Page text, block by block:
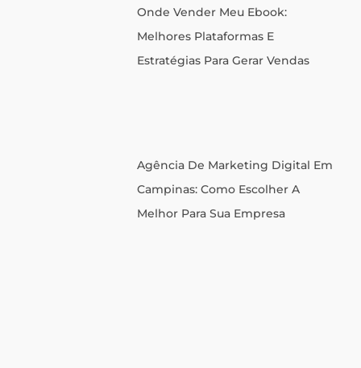
Onde Vender Meu Ebook:
Melhores Plataformas E
Estratégias Para Gerar Vendas
Agência De Marketing Digital Em
Campinas: Como Escolher A
Melhor Para Sua Empresa